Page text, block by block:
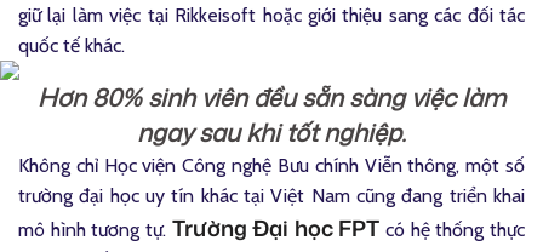
giữ lại làm việc tại Rikkeisoft hoặc giới thiệu sang các đối tác
quốc tế khác.
Hơn 80% sinh viên đều sẵn sàng việc làm
ngay sau khi tốt nghiệp.
Không chỉ Học viện Công nghệ Bưu chính Viễn thông, một số
trường đại học uy tín khác tại Việt Nam cũng đang triển khai
mô hình tương tự. Trường Đại học FPT có hệ thống thực